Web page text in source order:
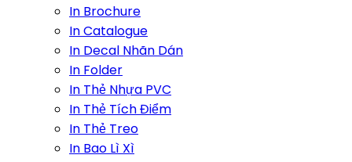
In Brochure
In Catalogue
In Decal Nhãn Dán
In Folder
In Thẻ Nhựa PVC
In Thẻ Tích Điểm
In Thẻ Treo
In Bao Lì Xì